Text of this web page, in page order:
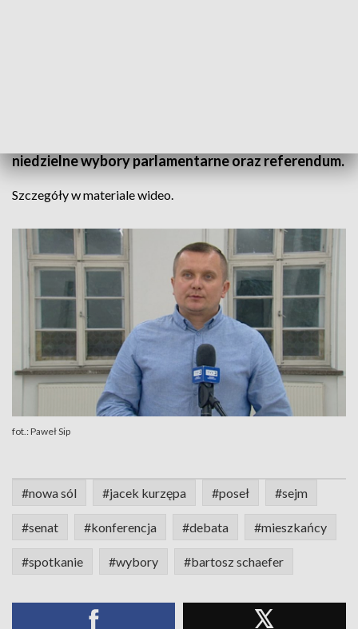
niedzielne wybory parlamentarne oraz referendum.
Szczegóły w materiale wideo.
fot.: Paweł Sip
#nowa sól #jacek kurzępa #poseł #sejm
#senat #konferencja #debata #mieszkańcy
#spotkanie #wybory #bartosz schaefer